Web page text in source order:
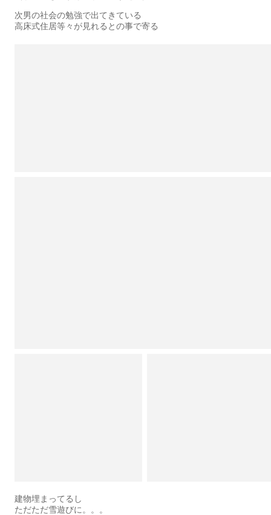
次男の社会の勉強で出てきている
高床式住居等々が見れるとの事で寄る
建物埋まってるし
ただただ雪遊びに。。。